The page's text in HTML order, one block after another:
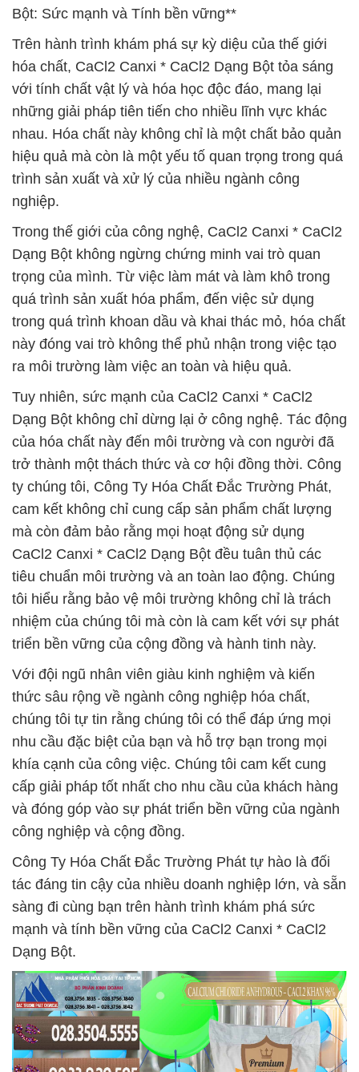
Bột: Sức mạnh và Tính bền vững**
Trên hành trình khám phá sự kỳ diệu của thế giới
hóa chất, CaCl2 Canxi * CaCl2 Dạng Bột tỏa sáng
với tính chất vật lý và hóa học độc đáo, mang lại
những giải pháp tiên tiến cho nhiều lĩnh vực khác
nhau. Hóa chất này không chỉ là một chất bảo quản
hiệu quả mà còn là một yếu tố quan trọng trong quá
trình sản xuất và xử lý của nhiều ngành công
nghiệp.
Trong thế giới của công nghệ, CaCl2 Canxi * CaCl2
Dạng Bột không ngừng chứng minh vai trò quan
trọng của mình. Từ việc làm mát và làm khô trong
quá trình sản xuất hóa phẩm, đến việc sử dụng
trong quá trình khoan dầu và khai thác mỏ, hóa chất
này đóng vai trò không thể phủ nhận trong việc tạo
ra môi trường làm việc an toàn và hiệu quả.
Tuy nhiên, sức mạnh của CaCl2 Canxi * CaCl2
Dạng Bột không chỉ dừng lại ở công nghệ. Tác động
của hóa chất này đến môi trường và con người đã
trở thành một thách thức và cơ hội đồng thời. Công
ty chúng tôi, Công Ty Hóa Chất Đắc Trường Phát,
cam kết không chỉ cung cấp sản phẩm chất lượng
mà còn đảm bảo rằng mọi hoạt động sử dụng
CaCl2 Canxi * CaCl2 Dạng Bột đều tuân thủ các
tiêu chuẩn môi trường và an toàn lao động. Chúng
tôi hiểu rằng bảo vệ môi trường không chỉ là trách
nhiệm của chúng tôi mà còn là cam kết với sự phát
triển bền vững của cộng đồng và hành tinh này.
Với đội ngũ nhân viên giàu kinh nghiệm và kiến
thức sâu rộng về ngành công nghiệp hóa chất,
chúng tôi tự tin rằng chúng tôi có thể đáp ứng mọi
nhu cầu đặc biệt của bạn và hỗ trợ bạn trong mọi
khía cạnh của công việc. Chúng tôi cam kết cung
cấp giải pháp tốt nhất cho nhu cầu của khách hàng
và đóng góp vào sự phát triển bền vững của ngành
công nghiệp và cộng đồng.
Công Ty Hóa Chất Đắc Trường Phát tự hào là đối
tác đáng tin cậy của nhiều doanh nghiệp lớn, và sẵn
sàng đi cùng bạn trên hành trình khám phá sức
mạnh và tính bền vững của CaCl2 Canxi * CaCl2
Dạng Bột.